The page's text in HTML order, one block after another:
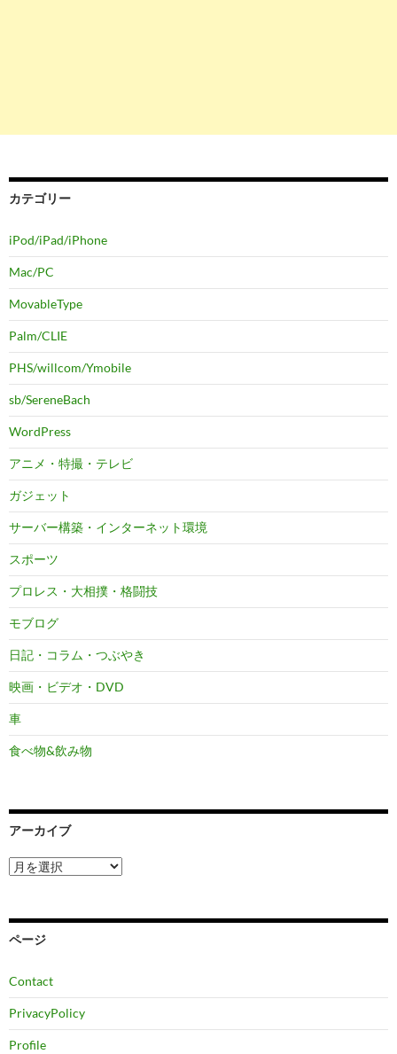
カテゴリー
iPod/iPad/iPhone
Mac/PC
MovableType
Palm/CLIE
PHS/willcom/Ymobile
sb/SereneBach
WordPress
アニメ・特撮・テレビ
ガジェット
サーバー構築・インターネット環境
スポーツ
プロレス・大相撲・格闘技
モブログ
日記・コラム・つぶやき
映画・ビデオ・DVD
車
食べ物&飲み物
アーカイブ
ア
ー
ブ
ページ
Contact
PrivacyPolicy
Profile